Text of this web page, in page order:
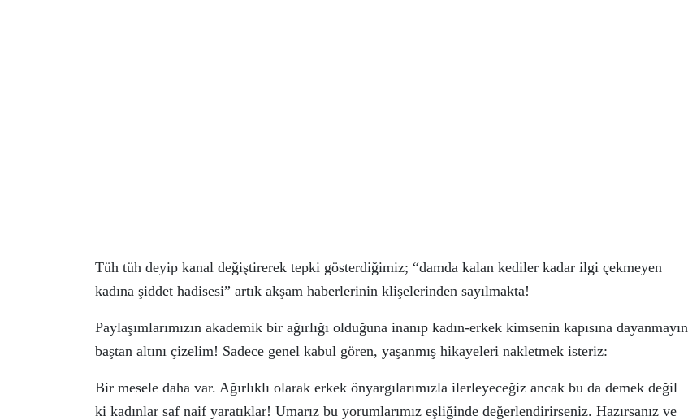
Tüh tüh deyip kanal değiştirerek tepki gösterdiğimiz; “damda kalan kediler kadar ilgi çekmeyen
kadına şiddet hadisesi” artık akşam haberlerinin klişelerinden sayılmakta!
Paylaşımlarımızın akademik bir ağırlığı olduğuna inanıp kadın-erkek kimsenin kapısına dayanmayın
baştan altını çizelim! Sadece genel kabul gören, yaşanmış hikayeleri nakletmek isteriz:
Bir mesele daha var. Ağırlıklı olarak erkek önyargılarımızla ilerleyeceğiz ancak bu da demek değil
ki kadınlar saf naif yaratıklar! Umarız bu yorumlarımız eşliğinde değerlendirirseniz. Hazırsanız ve